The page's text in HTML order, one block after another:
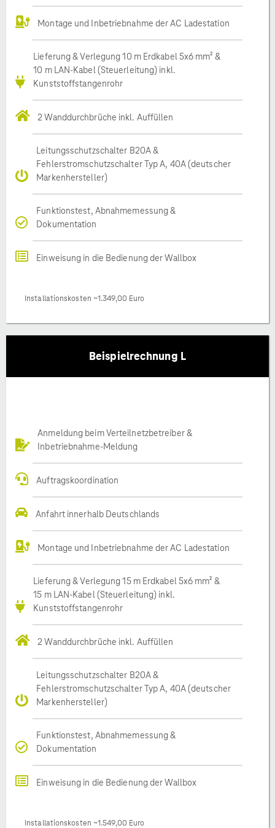
Montage und Inbetriebnahme der AC Ladestation
Lieferung & Verlegung 10 m Erdkabel 5x6 mm² &
10 m LAN-Kabel (Steuerleitung) inkl.
Kunststoffstangenrohr
2 Wanddurchbrüche inkl. Auffüllen
Leitungsschutzschalter B20A &
Fehlerstromschutzschalter Typ A, 40A (deutscher
Markenhersteller)
Funktionstest, Abnahmemessung &
Dokumentation
Einweisung in die Bedienung der Wallbox
Installationskosten ~1.349,00 Euro
Beispielrechnung L
Anmeldung beim Verteilnetzbetreiber &
Inbetriebnahme-Meldung
Auftragskoordination
Anfahrt innerhalb Deutschlands
Montage und Inbetriebnahme der AC Ladestation
Lieferung & Verlegung 15 m Erdkabel 5x6 mm² &
15 m LAN-Kabel (Steuerleitung) inkl.
Kunststoffstangenrohr
2 Wanddurchbrüche inkl. Auffüllen
Leitungsschutzschalter B20A &
Fehlerstromschutzschalter Typ A, 40A (deutscher
Markenhersteller)
Funktionstest, Abnahmemessung &
Dokumentation
Einweisung in die Bedienung der Wallbox
Installationskosten ~1.549,00 Euro